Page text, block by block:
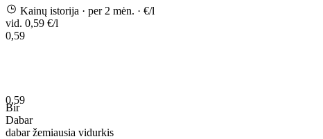
Kainų istorija · per 2 mėn. · €/l
vid. 0,59 €/l
0,59
0,59
Bir
Dabar
dabaržemiausia vidurkis